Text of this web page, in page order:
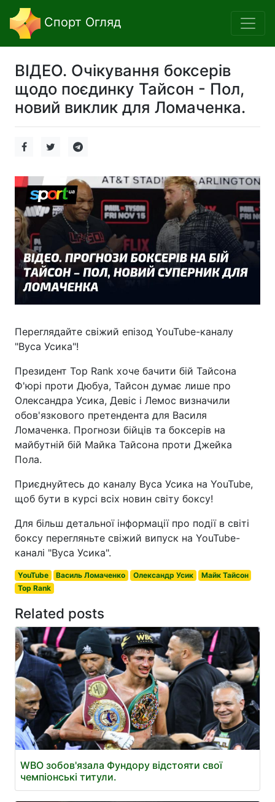
Спорт Огляд
ВІДЕО. Очікування боксерів
щодо поєдинку Тайсон - Пол,
новий виклик для Ломаченка.
Переглядайте свіжий епізод YouTube-каналу
"Вуса Усика"!
Президент Top Rank хоче бачити бій Тайсона
Ф'юрі проти Дюбуа, Тайсон думає лише про
Олександра Усика, Девіс і Лемос визначили
обов'язкового претендента для Василя
Ломаченка. Прогнози бійців та боксерів на
майбутній бій Майка Тайсона проти Джейка
Пола.
Приєднуйтесь до каналу Вуса Усика на YouTube,
щоб бути в курсі всіх новин світу боксу!
Для більш детальної інформації про події в світі
боксу перегляньте свіжий випуск на YouTube-
каналі "Вуса Усика".
YouTube Василь Ломаченко Олександр Усик
Майк Тайсон
Top Rank
Related posts
WBO зобов'язала Фундору відстояти свої
чемпіонські титули.